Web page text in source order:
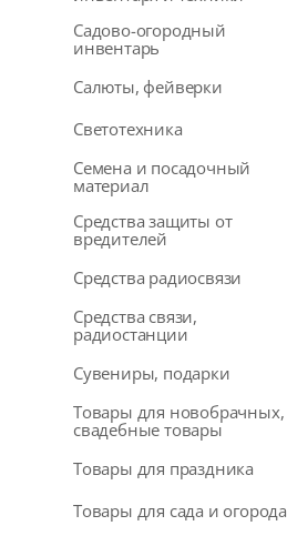
Садово-огородный
инвентарь
Салюты, фейверки
Светотехника
Семена и посадочный
материал
Средства защиты от
вредителей
Средства радиосвязи
Средства связи,
радиостанции
Сувениры, подарки
Товары для новобрачных,
свадебные товары
Товары для праздника
Товары для сада и огорода